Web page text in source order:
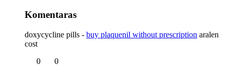
Komentaras
doxycycline pills - buy plaquenil without prescription aralen
cost
0
0